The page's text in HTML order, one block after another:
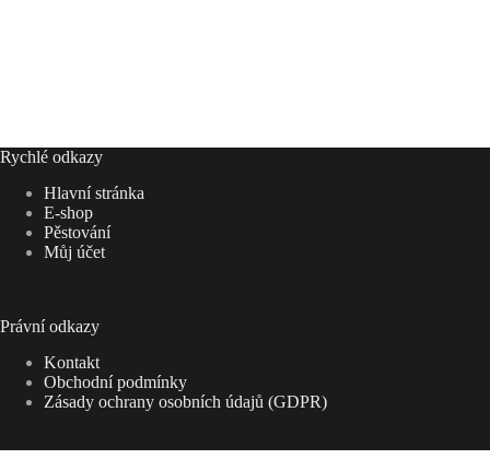
Rychlé odkazy
Hlavní stránka
E-shop
Pěstování
Můj účet
Právní odkazy
Kontakt
Obchodní podmínky
Zásady ochrany osobních údajů (GDPR)